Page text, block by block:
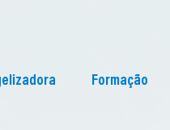
Formação